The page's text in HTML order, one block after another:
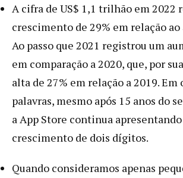
A cifra de US$ 1,1 trilhão em 2022
crescimento de 29% em relação
Ao passo que 2021 registrou um
em comparação a 2020, que, por
alta de 27% em relação a 2019. Em
palavras, mesmo após 15 anos do
a App Store continua
crescimento de dois dígitos.
Quando consideramos apenas